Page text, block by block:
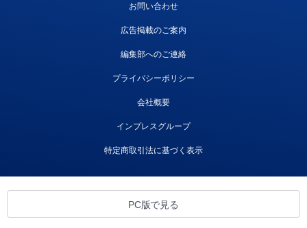
お問い合わせ
広告掲載のご案内
編集部へのご連絡
プライバシーポリシー
会社概要
インプレスグループ
特定商取引法に基づく表示
PC版で見る